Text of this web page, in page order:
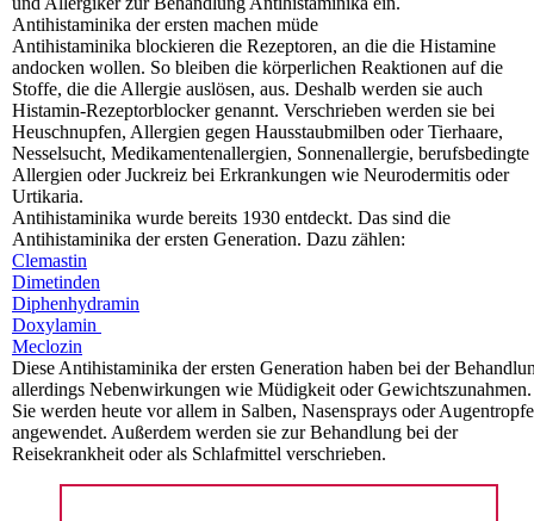
Antihistaminika der ersten machen müde
Antihistaminika blockieren die Rezeptoren, an die die Histamine
andocken wollen. So bleiben die körperlichen Reaktionen auf die
Stoffe, die die Allergie auslösen, aus. Deshalb werden sie auch
Histamin-Rezeptorblocker genannt. Verschrieben werden sie bei
Heuschnupfen, Allergien gegen Hausstaubmilben oder Tierhaare,
Nesselsucht, Medikamentenallergien, Sonnenallergie, berufsbedingte
Allergien oder Juckreiz bei Erkrankungen wie Neurodermitis oder
Urtikaria.
Antihistaminika wurde bereits 1930 entdeckt. Das sind die
Antihistaminika der ersten Generation. Dazu zählen:
Clemastin
Dimetinden
Diphenhydramin
Doxylamin
Meclozin
Diese Antihistaminika der ersten Generation haben bei der
allerdings Nebenwirkungen wie Müdigkeit oder Gewichtszunahmen.
Sie werden heute vor allem in Salben, Nasensprays oder
angewendet. Außerdem werden sie zur Behandlung bei der
Reisekrankheit oder als Schlafmittel verschrieben.